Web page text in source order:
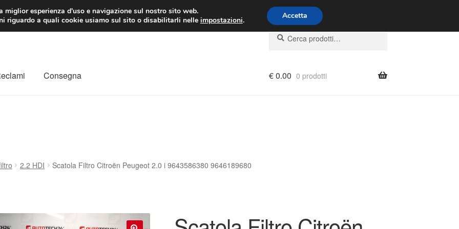
EUR Lun-Ven 9:00 - 16:00 800 580 290
Cerca:
Cerca
Consegna €0.00 0 prodotti
2.2 HDI Scatola Filtro Citroën Peugeot 2.0 i 9643586380 9646189680
esperienza d'uso e navigazione sul nostro sito web.
riguardo a quali cookie usiamo sul sito o disabilitarli nelle impostazioni. Accetta